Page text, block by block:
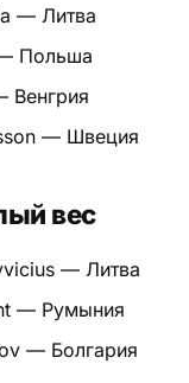
— Литва
Польша
Венгрия
— Швеция
вес
— Литва
— Румыния
— Болгария